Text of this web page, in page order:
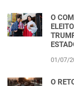
O
01/07/
O